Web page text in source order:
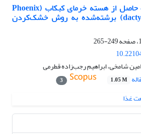
ریزدرون‌پوشانی عصاره حاصل از هسته خرمای کبکاب (Phoenix
dactylifera L. cv Kabkab) برشته‌شده به روش خشک‌کردن
249-265
شامخی، ابراهیم رجب‌زاده قطرمی
1.05 M
3